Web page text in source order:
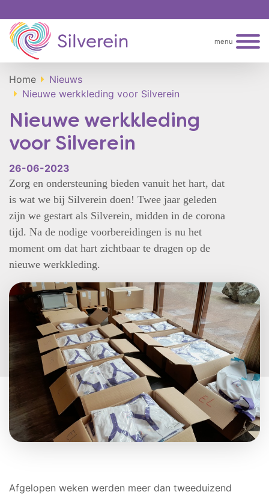
menu
Home
Nieuws
Nieuwe werkkleding voor Silverein
Nieuwe werkkleding
voor Silverein
26-06-2023
Zorg en ondersteuning bieden vanuit het hart, dat
is wat we bij Silverein doen! Twee jaar geleden
zijn we gestart als Silverein, midden in de corona
tijd. Na de nodige voorbereidingen is nu het
moment om dat hart zichtbaar te dragen op de
nieuwe werkkleding.
Afgelopen weken werden meer dan tweeduizend